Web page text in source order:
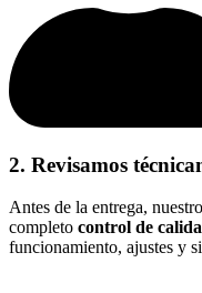
2. Revisamos
Antes de la entrega,
completo control de
funcionamiento, ajustes y